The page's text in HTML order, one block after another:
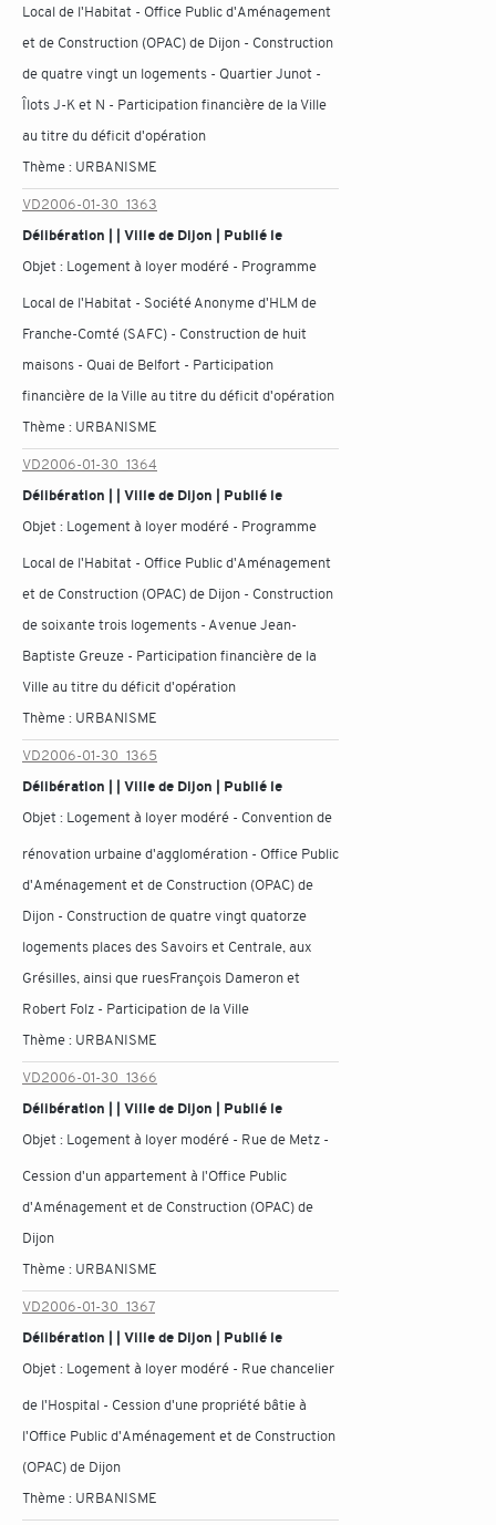
Local de l'Habitat - Office Public d'Aménagement
et de Construction (OPAC) de Dijon - Construction
de quatre vingt un logements - Quartier Junot -
Îlots J-K et N - Participation financière de la Ville
au titre du déficit d'opération
Thème : URBANISME
VD2006-01-30_1363
Délibération | | Ville de Dijon | Publié le
Objet : Logement à loyer modéré - Programme
Local de l'Habitat - Société Anonyme d'HLM de
Franche-Comté (SAFC) - Construction de huit
maisons - Quai de Belfort - Participation
financière de la Ville au titre du déficit d'opération
Thème : URBANISME
VD2006-01-30_1364
Délibération | | Ville de Dijon | Publié le
Objet : Logement à loyer modéré - Programme
Local de l'Habitat - Office Public d'Aménagement
et de Construction (OPAC) de Dijon - Construction
de soixante trois logements - Avenue Jean-
Baptiste Greuze - Participation financière de la
Ville au titre du déficit d'opération
Thème : URBANISME
VD2006-01-30_1365
Délibération | | Ville de Dijon | Publié le
Objet : Logement à loyer modéré - Convention de
rénovation urbaine d'agglomération - Office Public
d'Aménagement et de Construction (OPAC) de
Dijon - Construction de quatre vingt quatorze
logements places des Savoirs et Centrale, aux
Grésilles, ainsi que ruesFrançois Dameron et
Robert Folz - Participation de la Ville
Thème : URBANISME
VD2006-01-30_1366
Délibération | | Ville de Dijon | Publié le
Objet : Logement à loyer modéré - Rue de Metz -
Cession d'un appartement à l'Office Public
d'Aménagement et de Construction (OPAC) de
Dijon
Thème : URBANISME
VD2006-01-30_1367
Délibération | | Ville de Dijon | Publié le
Objet : Logement à loyer modéré - Rue chancelier
de l'Hospital - Cession d'une propriété bâtie à
l'Office Public d'Aménagement et de Construction
(OPAC) de Dijon
Thème : URBANISME